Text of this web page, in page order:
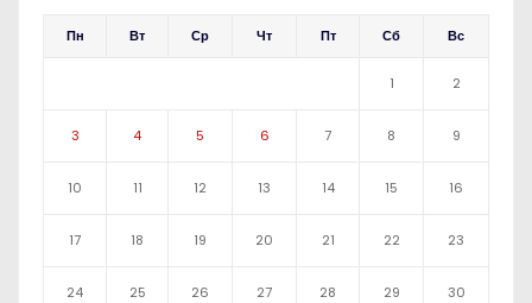
Пн Вт Ср Чт Пт Сб Вс
1 2
3 4 5 6 7 8 9
10 11 12 13 14 15 16
17 18 19 20 21 22 23
24 25 26 27 28 29 30